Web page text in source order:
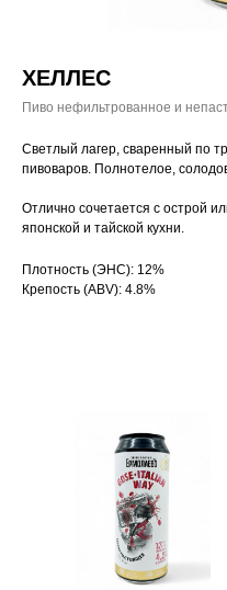
ХЕЛЛЕС
Пиво нефильтрованное и
Светлый лагер, сваренный по
пивоваров. Полнотелое,
Отлично сочетается с острой
японской и тайской кухни.
Плотность (ЭНС): 12%
Крепость (ABV): 4.8%